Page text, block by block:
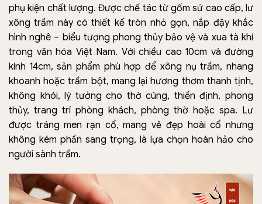
phụ kiện chất lượng. Được chế tác từ gốm sứ cao cấp, lư
xông trầm này có thiết kế tròn nhỏ gọn, nắp đậy khắc
hình nghê – biểu tượng phong thủy bảo vệ và xua tà khí
trong văn hóa Việt Nam. Với chiều cao 10cm và đường
kính 14cm, sản phẩm phù hợp để xông nụ trầm, nhang
khoanh hoặc trầm bột, mang lại hương thơm thanh tịnh,
không khói, lý tưởng cho thờ cúng, thiền định, phong
thủy, trang trí phòng khách, phòng thờ hoặc spa. Lư
được tráng men rạn cổ, mang vẻ đẹp hoài cổ nhưng
không kém phần sang trọng, là lựa chọn hoàn hảo cho
người sành trầm.